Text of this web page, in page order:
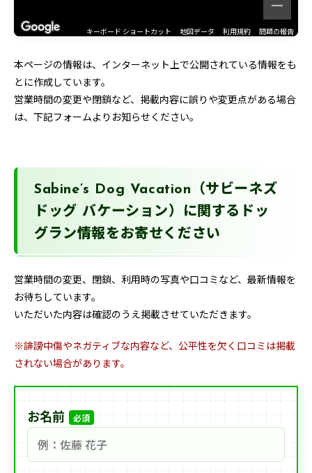
キーボード ショートカット 地図データ 利用規約 問題の報告
本ページの情報は、インターネット上で公開されている情報をも
とに作成しています。
営業時間の変更や閉鎖など、掲載内容に誤りや変更点がある場合
は、下記フォームよりお知らせください。
Sabine’s Dog Vacation（サビーネズ
ドッグ バケーション）に関するドッ
グラン情報をお寄せください
営業時間の変更、閉鎖、利用時の写真や口コミなど、最新情報を
お待ちしています。
いただいた内容は確認のうえ掲載させていただきます。
※誹謗中傷やネガティブな内容など、公平性を欠く口コミは掲載
されない場合があります。
お名前 必須